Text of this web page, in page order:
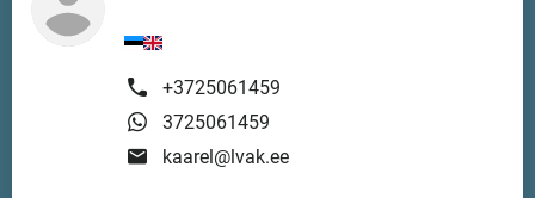
+3725061459
3725061459
kaarel@lvak.ee